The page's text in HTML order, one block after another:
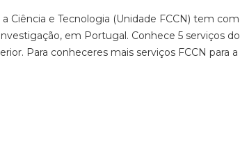
Ciência e Tecnologia (Unidade FCCN) tem
em Portugal. Conhece 5 serviços
Para conheceres mais serviços FCCN para a